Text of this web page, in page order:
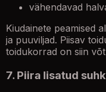
vähendavad
Kiudainete peamised
ja puuviljad. Piisav
toidukorrad on siin
7. Piira lisatud